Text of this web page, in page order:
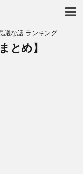
議な話 ランキング
とめ】